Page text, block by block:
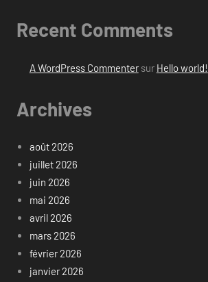
Recent Comments
A WordPress Commentersur Hello world!
Archives
août 2026
juillet 2026
juin 2026
mai 2026
avril 2026
mars 2026
février 2026
janvier 2026